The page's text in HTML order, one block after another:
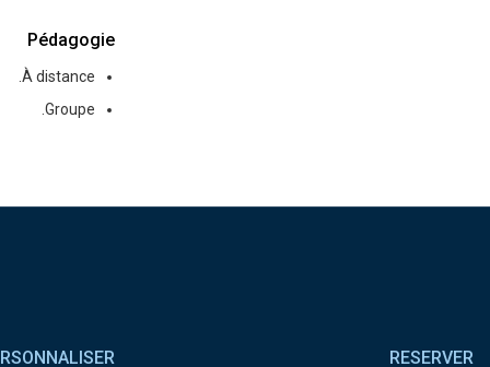
Pédagogie
À distance.
Groupe.
RESERVER